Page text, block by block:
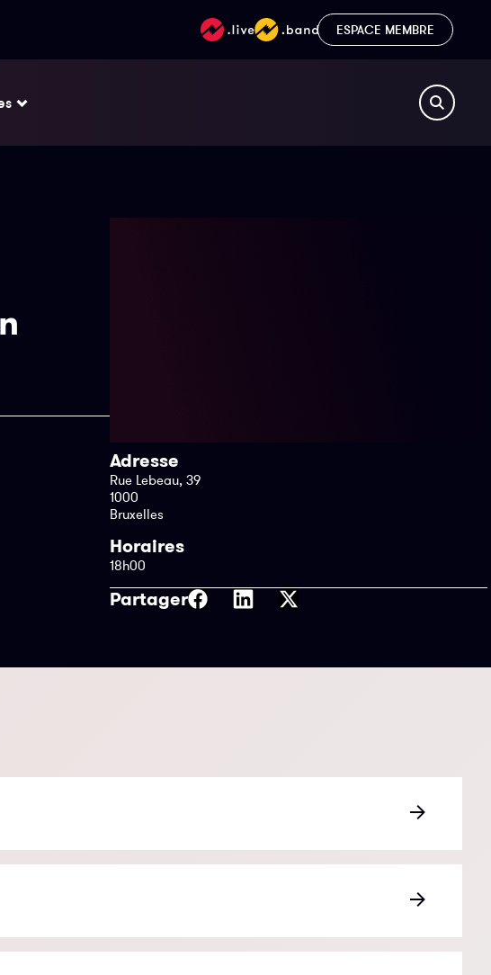
ESPACE MEMBRE
Adresse
Rue Lebeau, 39
1000
Bruxelles
Horaires
18h00
Partager